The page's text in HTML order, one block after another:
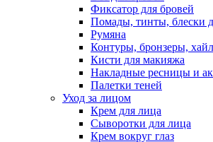
Фиксатор для бровей
Помады, тинты, блески
Румяна
Контуры, бронзеры,
Кисти для макияжа
Накладные ресницы и
Палетки теней
Уход за лицом
Крем для лица
Сыворотки для лица
Крем вокруг глаз